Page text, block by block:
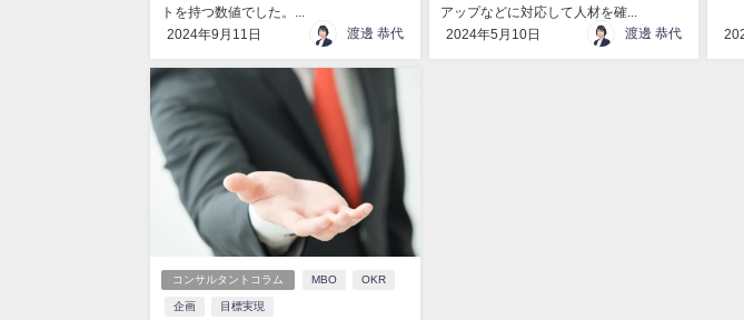
トを持つ数値でした。...
2024年9月11日
渡邊 恭代
アップなどに対応して人材を確...
2024年5月10日
渡邊 恭代
コンサルタントコラム MBO OKR
企画 目標実現